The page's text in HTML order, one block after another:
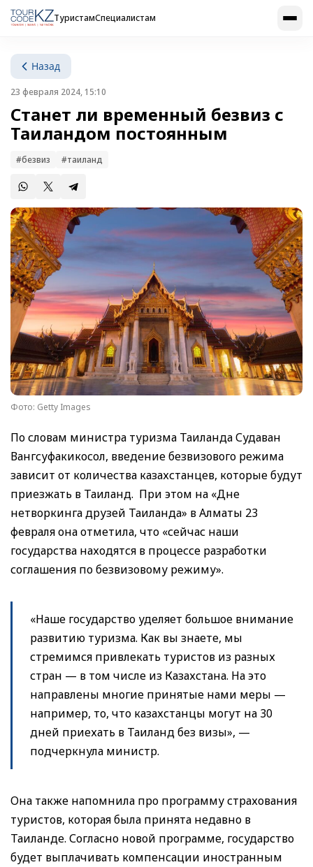
ТуристамСпециалистам
Назад
23 февраля 2024, 15:10
Станет ли временный безвиз с
Таиландом постоянным
#безвиз #таиланд
Фото: Getty Images
По словам министра туризма Таиланда Судаван
Вангсуфакикосол, введение безвизового режима
зависит от количества казахстанцев, которые будут
приезжать в Таиланд. При этом на «Дне
нетворкинга друзей Таиланда» в Алматы 23
февраля она отметила, что «сейчас наши
государства находятся в процессе разработки
соглашения по безвизовому режиму».
«Наше государство уделяет большое внимание
развитию туризма. Как вы знаете, мы
стремимся привлекать туристов из разных
стран — в том числе из Казахстана. На это
направлены многие принятые нами меры —
например, то, что казахстанцы могут на 30
дней приехать в Таиланд без визы», —
подчеркнула министр.
Она также напомнила про программу страхования
туристов, которая была принята недавно в
Таиланде. Согласно новой программе, государство
будет выплачивать компенсации иностранным